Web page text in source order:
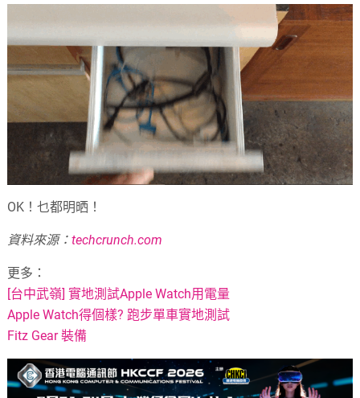
OK！乜都明晒！
資料來源：techcrunch.com
更多：
[台中武嶺] 實地測試Apple Watch用電量
Apple Watch得個樣? 跑步單車實地測試
Fitz Gear 裝備